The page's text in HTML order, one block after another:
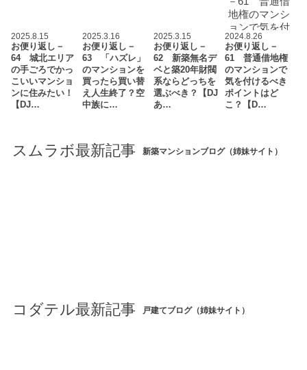
2025.8.15
お便り返し－
64 城北エリア
の手ごろでかっ
こいいマンショ
ンに住みたい！
【DJ…
2025.3.16
お便り返し－
63 「ハズレ」
のマンションを
買ったら買い替
え人生終了？空
中族に…
2025.3.15
お便り返し－
62 新築無名デ
ベと築20年財閥
系ならどっちを
選ぶべき？【DJ
あ…
2024.8.26
お便り返し－
61 普通借地権
のマンションで
気を付けるべき
ポイントはど
こ？【D…
スムラボ最新記事 新築マンションブログ（姉妹サイト）
コダテル最新記事 戸建てブログ（姉妹サイト）